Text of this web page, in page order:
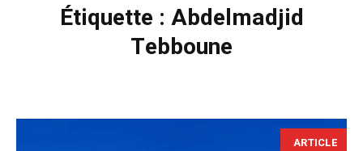
Étiquette : Abdelmadjid
Tebboune
ARTICLE